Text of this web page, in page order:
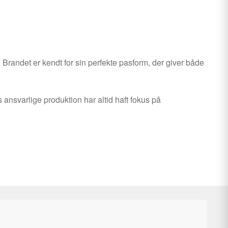
er kendt for sin perfekte pasform, der giver både
produktion har altid haft fokus på